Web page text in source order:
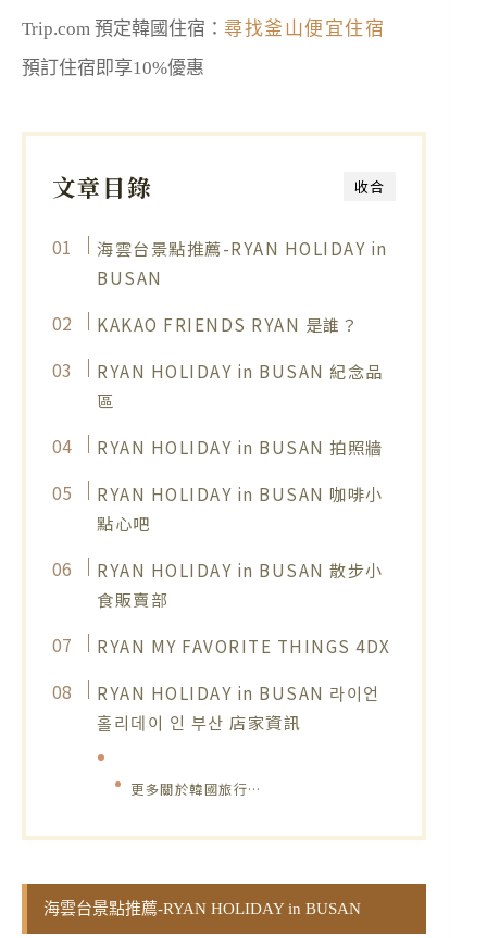
Trip.com 預定韓國住宿： 尋找釜山便宜住宿
預訂住宿即享10%優惠
收合
文章目錄
海雲台景點推薦-RYAN HOLIDAY in
BUSAN
KAKAO FRIENDS RYAN 是誰？
RYAN HOLIDAY in BUSAN 紀念品
區
RYAN HOLIDAY in BUSAN 拍照牆
RYAN HOLIDAY in BUSAN 咖啡小
點心吧
RYAN HOLIDAY in BUSAN 散步小
食販賣部
RYAN MY FAVORITE THINGS 4DX
RYAN HOLIDAY in BUSAN 라이언
홀리데이 인 부산 店家資訊
更多關於韓國旅行…
海雲台景點推薦-RYAN HOLIDAY in BUSAN